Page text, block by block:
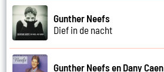
Gunther Neefs
Dief in de nacht
Gunther Neefs en Dany Caen